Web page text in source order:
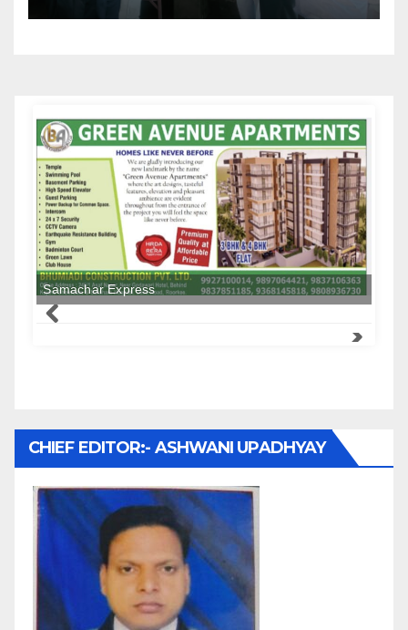
CHIEF EDITOR:- ASHWANI UPADHYAY